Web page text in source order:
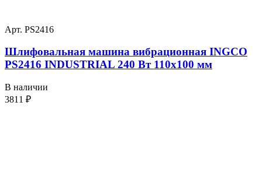
Арт. PS2416
Шлифовальная машина вибрационная INGCO
PS2416 INDUSTRIAL 240 Вт 110х100 мм
В наличии
3811 ₽